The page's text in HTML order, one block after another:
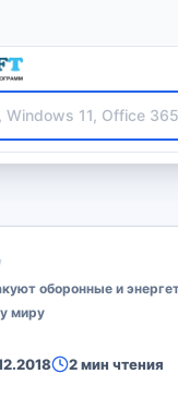
оборонные и
миру
2 мин чтения